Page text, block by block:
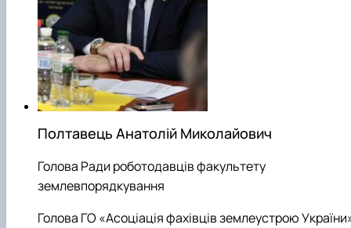
Полтавець Анатолій Миколайович
Голова Ради роботодавців факультету
землевпорядкування
Голова ГО «Асоціація фахівців землеустрою